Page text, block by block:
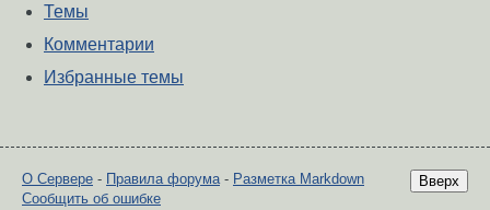
Темы
Комментарии
Избранные темы
Вверх
О Сервере - Правила форума - Разметка Markdown
Сообщить об ошибке